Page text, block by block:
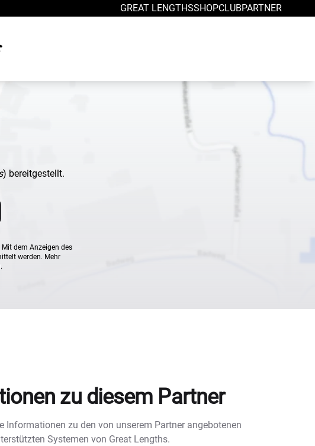
GREAT LENGTHSSHOPCLUBPARTNER
) bereitgestellt.
dem Anzeigen des
werden. Mehr
.
zu diesem Partner
Informationen zu den von unserem Partner angebotenen
Systemen von Great Lengths.